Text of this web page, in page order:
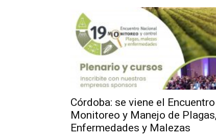
Córdoba: se viene el
Monitoreo y Manejo de Plagas,
Enfermedades y Malezas